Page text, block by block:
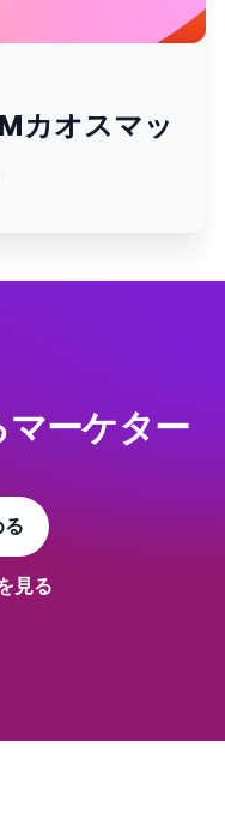
カオスマッ
ーケター
見る